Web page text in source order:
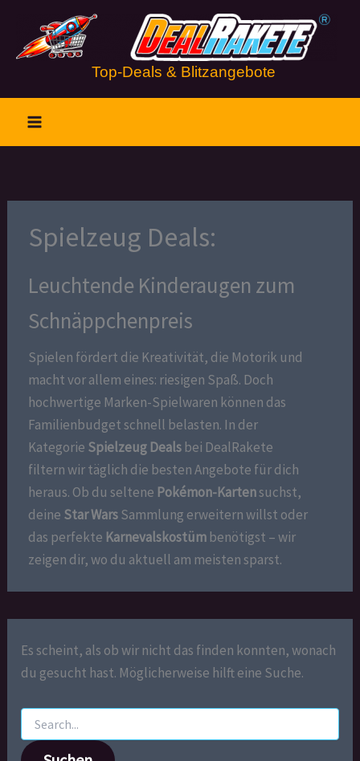
springen
Top-Deals & Blitzangebote
Spielzeug Deals:
Leuchtende Kinderaugen zum
Schnäppchenpreis
Spielen fördert die Kreativität, die Motorik und
macht vor allem eines: riesigen Spaß. Doch
hochwertige Marken-Spielwaren können das
Familienbudget schnell belasten. In der
Kategorie Spielzeug Dealsbei DealRakete
filtern wir täglich die besten Angebote für dich
heraus. Ob du seltene Pokémon-Kartensuchst,
deine Star WarsSammlung erweitern willst oder
das perfekte Karnevalskostümbenötigst – wir
zeigen dir, wo du aktuell am meisten sparst.
Es scheint, als ob wir nicht das finden konnten, wonach
du gesucht hast. Möglicherweise hilft eine Suche.
Suchen
nach: